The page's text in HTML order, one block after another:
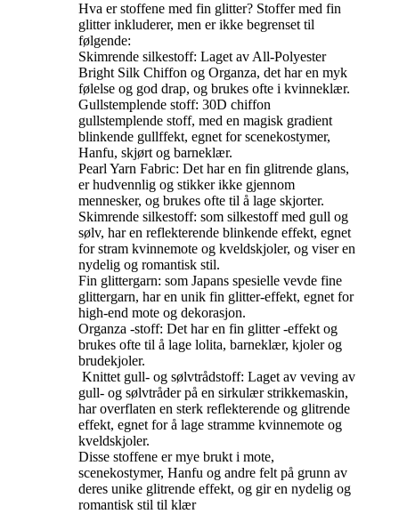
Hva er stoffene med fin glitter? Stoffer med fin
glitter inkluderer, men er ikke begrenset til
følgende:
Skimrende silkestoff: Laget av All-Polyester
Bright Silk Chiffon og Organza, det har en myk
følelse og god drap, og brukes ofte i kvinneklær. ‌
Gullstemplende stoff: 30D chiffon
gullstemplende stoff, med en magisk gradient
blinkende gullffekt, egnet for scenekostymer,
Hanfu, skjørt og barneklær. ‌
Pearl Yarn Fabric: Det har en fin glitrende glans,
er hudvennlig og stikker ikke gjennom
mennesker, og brukes ofte til å lage skjorter. ‌
Skimrende silkestoff: som silkestoff med gull og
sølv, har en reflekterende blinkende effekt, egnet
for stram kvinnemote og kveldskjoler, og viser en
nydelig og romantisk stil. ‌
Fin glittergarn: som Japans spesielle vevde fine
glittergarn, har en unik fin glitter-effekt, egnet for
high-end mote og dekorasjon. ‌
Organza -stoff: Det har en fin glitter -effekt og
brukes ofte til å lage lolita, barneklær, kjoler og
brudekjoler. ‌
‌ Knittet gull- og sølvtrådstoff: Laget av veving av
gull- og sølvtråder på en sirkulær strikkemaskin,
har overflaten en sterk reflekterende og glitrende
effekt, egnet for å lage stramme kvinnemote og
kveldskjoler.
Disse stoffene er mye brukt i mote,
scenekostymer, Hanfu og andre felt på grunn av
deres unike glitrende effekt, og gir en nydelig og
romantisk stil til klær